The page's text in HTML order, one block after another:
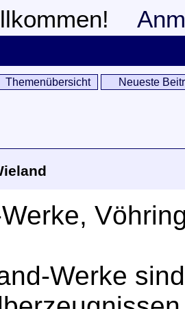
Themenübersicht Neueste
Werke